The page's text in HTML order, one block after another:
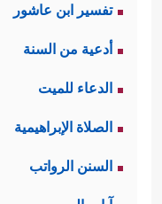
تفسير ابن عاشور
أدعية من السنة
الدعاء للميت
الصلاة الإبراهيمية
السنن الرواتب